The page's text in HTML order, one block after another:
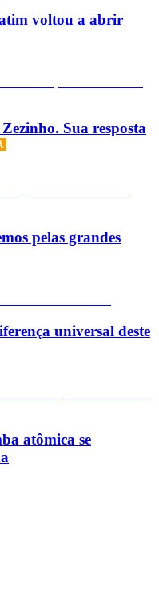
voltou a abrir
Sua resposta
pelas grandes
universal deste
atômica se